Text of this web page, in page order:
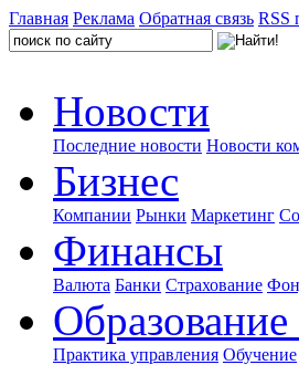
Главная Реклама Обратная связь RSS
Новости
Последние новости Новости
Бизнес
Компании Рынки Маркетинг
Финансы
Валюта Банки Страхование
Образование
Практика управления Обучение